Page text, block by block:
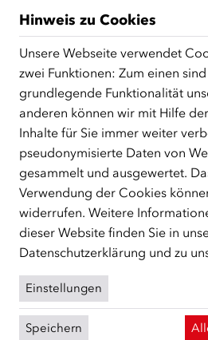
Zurück zur Übersicht
ÜBER UNS
Der Österreichische
Republik Österreich, der
Schutzberechtigte, Vertriebene
zentrale Anlaufstelle bei der
unterstützt.mehr
FacebookYouTubeInstagramLinkedIn
Über den ÖIF
Der Österreichische
Organigramm
Hinweis zu Cookies
Unsere Webseite verwendet
zwei Funktionen: Zum einen
grundlegende Funktionalität
anderen können wir mit Hilfe
Inhalte für Sie immer weiter
pseudonymisierte Daten von
gesammelt und ausgewertet.
Verwendung der Cookies
widerrufen. Weitere
dieser Website finden Sie in
Datenschutzerklärung und zu
Einstellungen
Speichern